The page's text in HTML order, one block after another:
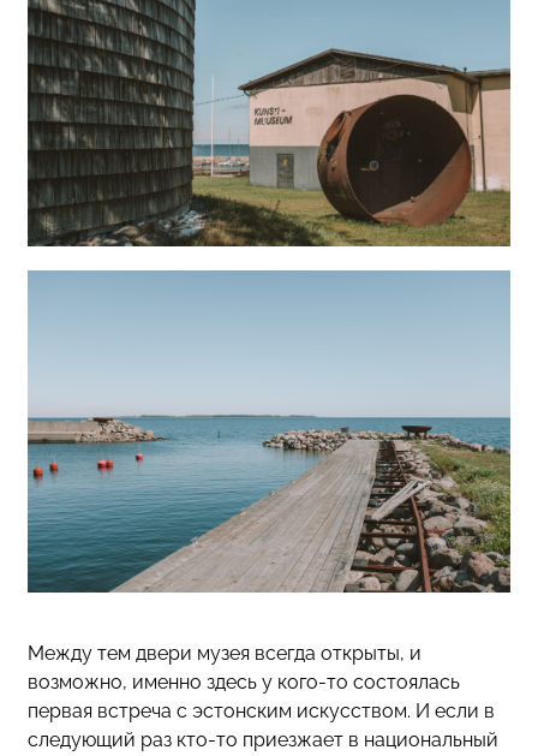
Между тем двери музея всегда открыты, и
возможно, именно здесь у кого-то состоялась
первая встреча с эстонским искусством. И если в
следующий раз кто-то приезжает в национальный